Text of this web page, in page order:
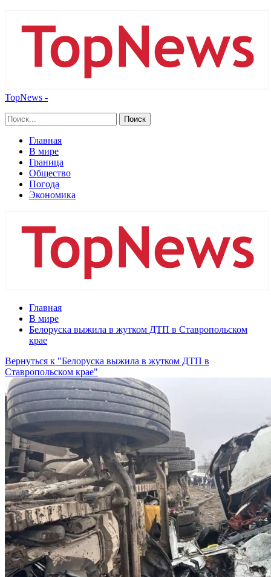
TopNews -
Главная
В мире
Граница
Общество
Погода
Экономика
Главная
В мире
Белоруска выжила в жутком ДТП в Ставропольском
крае
Вернуться к "Белоруска выжила в жутком ДТП в
Ставропольском крае"